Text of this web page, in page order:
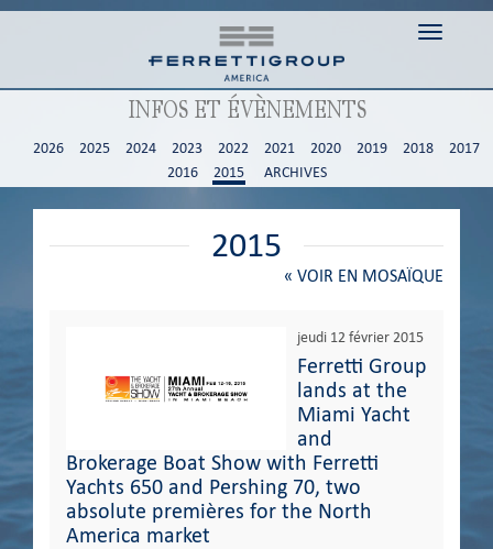
Toggle
INFOS ET ÉVÈNEMENTS
2026 2025 2024 2023 2022 2021 2020 2019 2018
2017
2016
2015 ARCHIVES
2015
« VOIR EN MOSAÏQUE
jeudi 12 février 2015
Ferretti Group
lands at the
Miami Yacht
and
Brokerage Boat Show with Ferretti
Yachts 650 and Pershing 70, two
absolute premières for the North
America market